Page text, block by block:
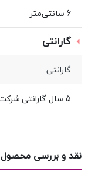
6 سانتی‌متر
گارانتی
گارانتی
5 سال گارانتی شرکت همتک
نقد و بررسی محصول